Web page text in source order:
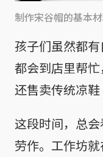
制作宋谷帽的基本
孩子们虽然都
都会到店里帮
还售卖传统凉鞋
这段时间，总
劳作。工作坊